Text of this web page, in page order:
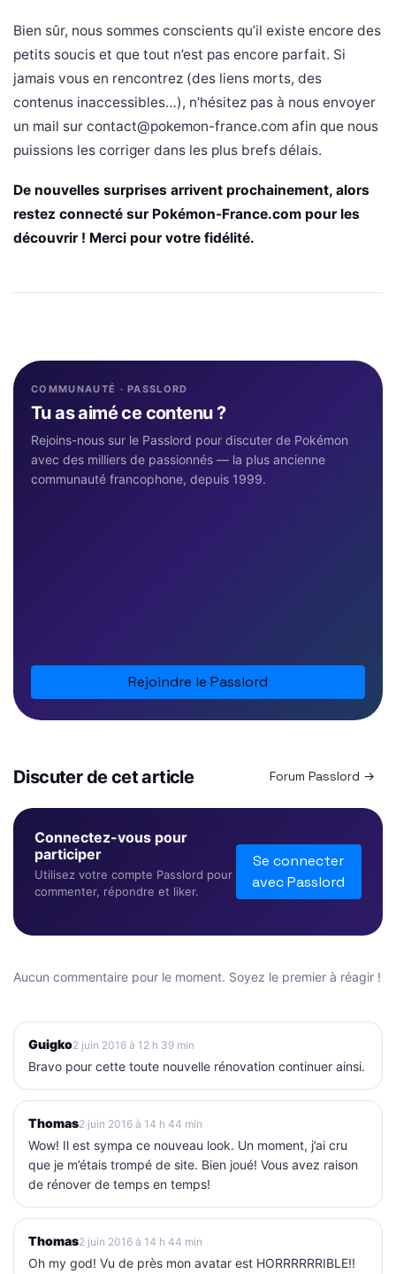
Bien sûr, nous sommes conscients qu’il existe encore des
petits soucis et que tout n’est pas encore parfait. Si
jamais vous en rencontrez (des liens morts, des
contenus inaccessibles…), n’hésitez pas à nous envoyer
un mail sur contact@pokemon-france.com afin que nous
puissions les corriger dans les plus brefs délais.
De nouvelles surprises arrivent prochainement, alors
restez connecté sur Pokémon-France.com pour les
découvrir ! Merci pour votre fidélité.
COMMUNAUTÉ · PASSLORD
Tu as aimé ce contenu ?
Rejoins-nous sur le Passlord pour discuter de Pokémon
avec des milliers de passionnés — la plus ancienne
communauté francophone, depuis 1999.
Rejoindre le Passlord
Discuter de cet article Forum Passlord →
Connectez-vous pour
participer
Utilisez votre compte Passlord pour
commenter, répondre et liker.
Se connecter
avec Passlord
Aucun commentaire pour le moment. Soyez le premier à réagir !
Guigko2 juin 2016 à 12 h 39 min
Bravo pour cette toute nouvelle rénovation continuer ainsi.
Thomas2 juin 2016 à 14 h 44 min
Wow! Il est sympa ce nouveau look. Un moment, j’ai cru
que je m’étais trompé de site. Bien joué! Vous avez raison
de rénover de temps en temps!
Thomas2 juin 2016 à 14 h 44 min
Oh my god! Vu de près mon avatar est HORRRRRRIBLE!!